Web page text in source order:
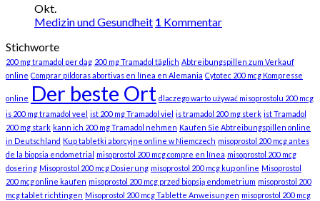
Okt.
Medizin und Gesundheit 1 Kommentar
Stichworte
200 mg tramadol per dag 200 mg Tramadol täglich Abtreibungspillen zum Verkauf
online Comprar píldoras abortivas en línea en Alemania Cytotec 200 mcg Kompresse
online Der beste Ort dlaczego warto używać misoprostolu 200 mcg
is 200 mg tramadol veel ist 200 mg Tramadol viel is tramadol 200 mg sterk ist Tramadol
200 mg stark kann ich 200 mg Tramadol nehmen Kaufen Sie Abtreibungspillen online
in Deutschland Kup tabletki aborcyjne online w Niemczech misoprostol 200 mcg antes
de la biopsia endometrial
misoprostol 200 mcg compre en línea misoprostol 200 mcg
dosering Misoprostol 200 mcg Dosierung misoprostol 200 mcg kup online Misoprostol
200 mcg online kaufen misoprostol 200 mcg przed biopsją endometrium misoprostol 200
mcg tablet richtingen Misoprostol 200 mcg Tablette Anweisungen misoprostol 200 mcg